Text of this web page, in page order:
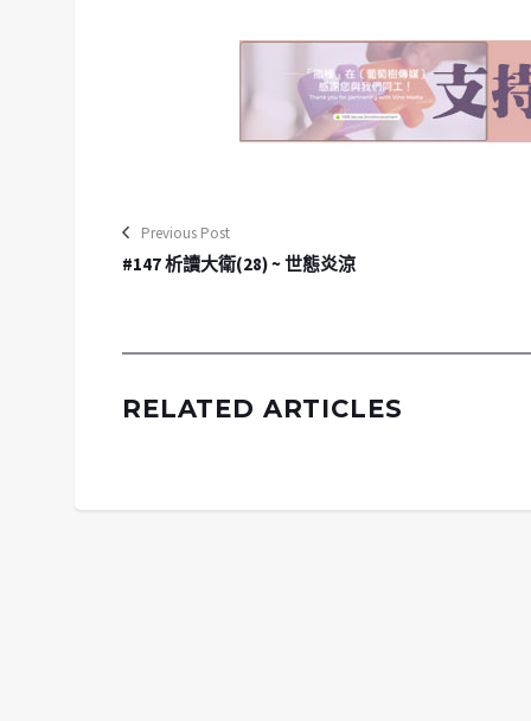
Previous Post
#147 析讀大衛(28) ~ 世態炎涼
RELATED ARTICLES